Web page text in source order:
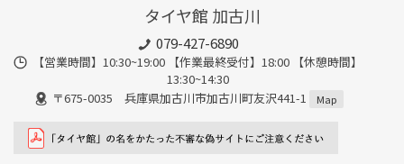
タイヤ館 加古川
079-427-6890
【営業時間】10:30~19:00 【作業最終受付】18:00 【休憩時間】
13:30~14:30
〒675-0035 兵庫県加古川市加古川町友沢441-1
Map